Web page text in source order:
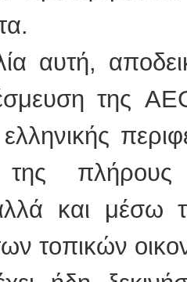
αυτή,
της
της
και μέσω
τοπικών